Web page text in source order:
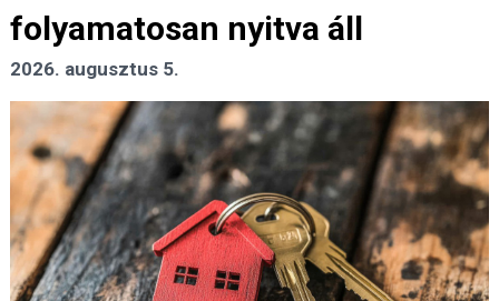
folyamatosan nyitva áll
2026. augusztus 5.